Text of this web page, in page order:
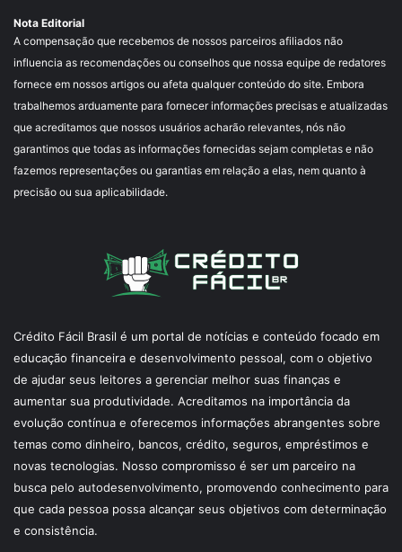
Nota Editorial
A compensação que recebemos de nossos parceiros afiliados não
influencia as recomendações ou conselhos que nossa equipe de redatores
fornece em nossos artigos ou afeta qualquer conteúdo do site. Embora
trabalhemos arduamente para fornecer informações precisas e atualizadas
que acreditamos que nossos usuários acharão relevantes, nós não
garantimos que todas as informações fornecidas sejam completas e não
fazemos representações ou garantias em relação a elas, nem quanto à
precisão ou sua aplicabilidade.
Crédito Fácil Brasil é um portal de notícias e conteúdo focado em
educação financeira e desenvolvimento pessoal, com o objetivo
de ajudar seus leitores a gerenciar melhor suas finanças e
aumentar sua produtividade. Acreditamos na importância da
evolução contínua e oferecemos informações abrangentes sobre
temas como dinheiro, bancos, crédito, seguros, empréstimos e
novas tecnologias. Nosso compromisso é ser um parceiro na
busca pelo autodesenvolvimento, promovendo conhecimento para
que cada pessoa possa alcançar seus objetivos com determinação
e consistência.